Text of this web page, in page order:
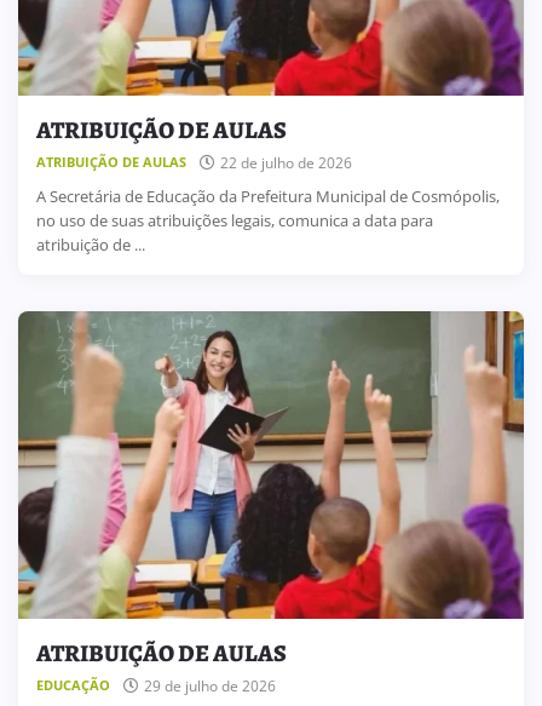
ATRIBUIÇÃO DE AULAS
ATRIBUIÇÃO DE AULAS 22 de julho de 2026
A Secretária de Educação da Prefeitura Municipal de Cosmópolis,
no uso de suas atribuições legais, comunica a data para
atribuição de ...
ATRIBUIÇÃO DE AULAS
EDUCAÇÃO 29 de julho de 2026